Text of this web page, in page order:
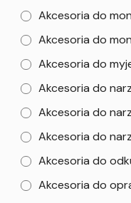
Akcesoria do
Akcesoria do
Akcesoria do
Akcesoria do
Akcesoria do
Akcesoria do
Akcesoria do
Akcesoria do